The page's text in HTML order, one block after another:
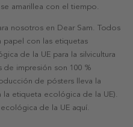
amarillea con el tiempo.
nosotros en Dear Sam. Todos
papel con las etiquetas
de la UE para la silvicultura
de impresión son 100 %
de pósters lleva la
la etiqueta ecológica de la UE).
de la UE aquí.